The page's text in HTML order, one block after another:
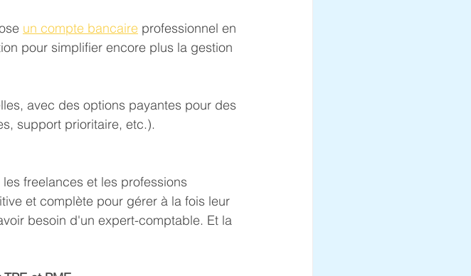
un compte bancaire professionnel en
pour simplifier encore plus la gestion
avec des options payantes pour des
support prioritaire, etc.).
freelances et les professions
et complète pour gérer à la fois leur
besoin d'un expert-comptable. Et la